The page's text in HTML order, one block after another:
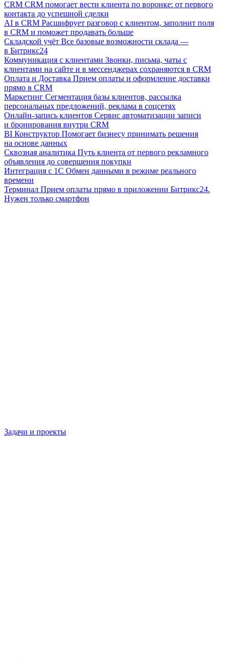
CRM CRM помогает вести клиента по воронке: от первого
контакта до успешной сделки
AI в CRM Расшифрует разговор с клиентом, заполнит поля
в CRM и поможет продавать больше
Складской учёт Все базовые возможности склада —
в Битрикс24
Коммуникация с клиентами Звонки, письма, чаты с
клиентами на сайте и в мессенджерах сохраняются в CRM
Оплата и Доставка Прием оплаты и оформление доставки
прямо в CRM
Маркетинг Сегментация базы клиентов, рассылка
персональных предложений, реклама в соцсетях
Онлайн-запись клиентов Сервис автоматизации записи
и бронирования внутри CRM
BI Конструктор Помогает бизнесу принимать решения
на основе данных
Сквозная аналитика Путь клиента от первого рекламного
объявления до совершения покупки
Интеграция с 1С Обмен данными в режиме реального
времени
Терминал Прием оплаты прямо в приложении Битрикс24.
Нужен только смартфон
Задачи и проекты